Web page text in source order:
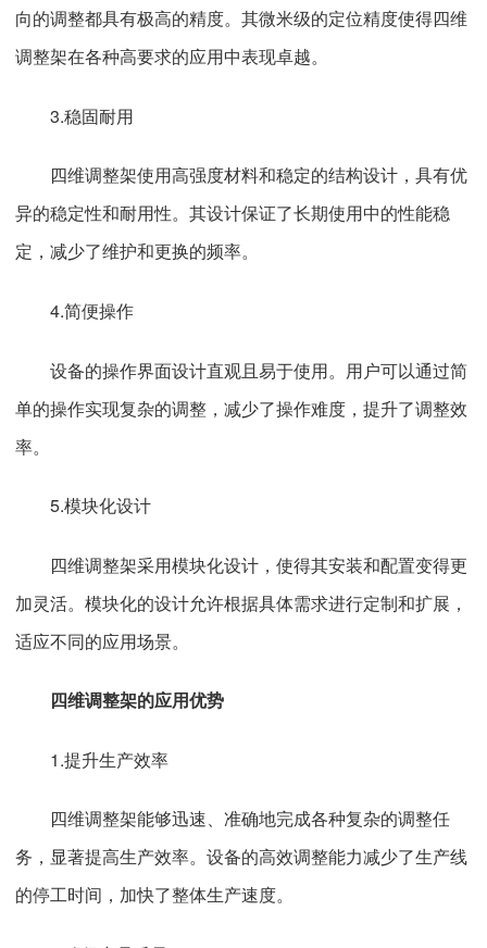
向的调整都具有极高的精度。其微米级的定位精度使得四维
调整架在各种高要求的应用中表现卓越。
3.稳固耐用
四维调整架使用高强度材料和稳定的结构设计，具有优
异的稳定性和耐用性。其设计保证了长期使用中的性能稳
定，减少了维护和更换的频率。
4.简便操作
设备的操作界面设计直观且易于使用。用户可以通过简
单的操作实现复杂的调整，减少了操作难度，提升了调整效
率。
5.模块化设计
四维调整架采用模块化设计，使得其安装和配置变得更
加灵活。模块化的设计允许根据具体需求进行定制和扩展，
适应不同的应用场景。
四维调整架的应用优势
1.提升生产效率
四维调整架能够迅速、准确地完成各种复杂的调整任
务，显著提高生产效率。设备的高效调整能力减少了生产线
的停工时间，加快了整体生产速度。